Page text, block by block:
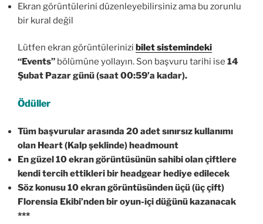
Ekran görüntülerini düzenleyebilirsiniz ama bu zorunlu
bir kural değil
Lütfen ekran görüntülerinizi bilet sistemindeki
“Events” bölümüne yollayın. Son başvuru tarihi ise 14
Şubat Pazar günü (saat 00:59’a kadar).
Ödüller
Tüm başvurular arasında 20 adet sınırsız kullanımı
olan Heart (Kalp şeklinde) headmount
En güzel 10 ekran görüntüsününsahibi olan çiftlere
kendi tercih ettikleri bir headgear hediye edilecek
Söz konusu 10 ekran görüntüsünden üçü (üç çift)
Florensia Ekibi’nden bir oyun-içi düğünü kazanacak
***